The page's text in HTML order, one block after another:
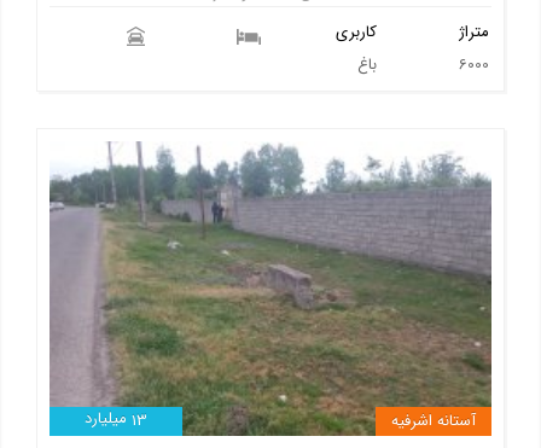
کاربری
باغ
متراژ
6000
13 میلیارد
آستانه اشرفیه